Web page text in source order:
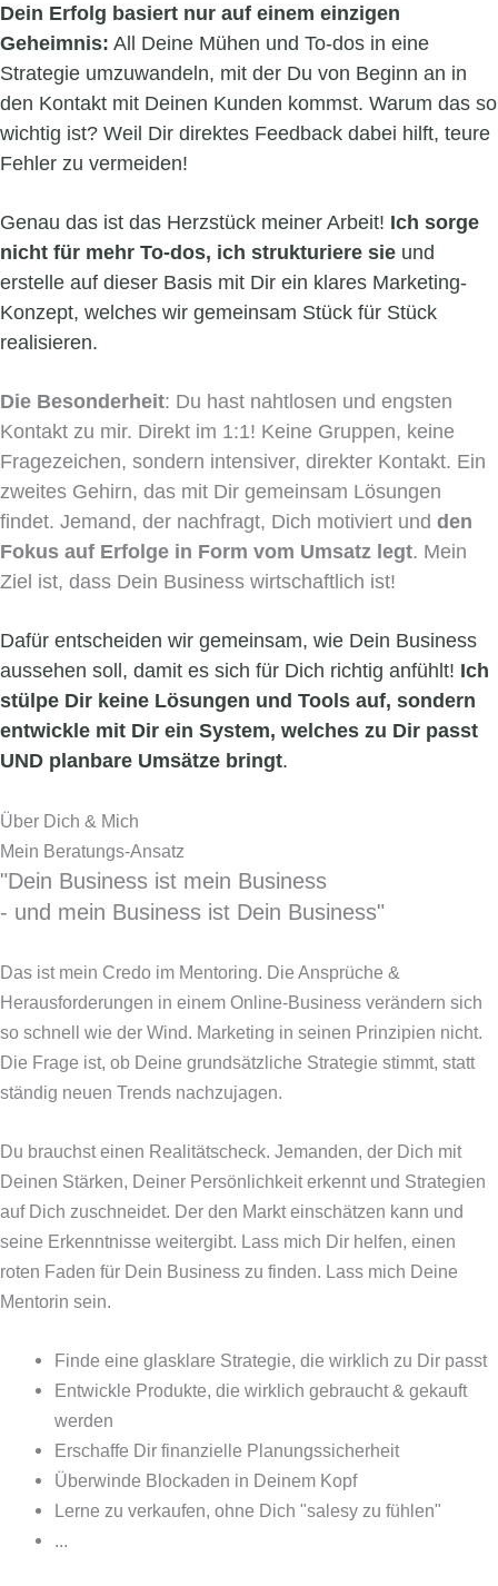
Dein Erfolg basiert nur auf einem einzigen
Geheimnis: All Deine Mühen und To-dos in eine
Strategie umzuwandeln, mit der Du von Beginn an in
den Kontakt mit Deinen Kunden kommst. Warum das so
wichtig ist? Weil Dir direktes Feedback dabei hilft, teure
Fehler zu vermeiden!
Genau das ist das Herzstück meiner Arbeit! Ich sorge
nicht für mehr To-dos, ich strukturiere sie und
erstelle auf dieser Basis mit Dir ein klares Marketing-
Konzept, welches wir gemeinsam Stück für Stück
realisieren.
Die Besonderheit: Du hast nahtlosen und engsten
Kontakt zu mir. Direkt im 1:1! Keine Gruppen, keine
Fragezeichen, sondern intensiver, direkter Kontakt. Ein
zweites Gehirn, das mit Dir gemeinsam Lösungen
findet. Jemand, der nachfragt, Dich motiviert und den
Fokus auf Erfolge in Form vom Umsatz legt. Mein
Ziel ist, dass Dein Business wirtschaftlich ist!
Dafür entscheiden wir gemeinsam, wie Dein Business
aussehen soll, damit es sich für Dich richtig anfühlt! Ich
stülpe Dir keine Lösungen und Tools auf, sondern
entwickle mit Dir ein System, welches zu Dir passt
UND planbare Umsätze bringt.
Über Dich & Mich
Mein Beratungs-Ansatz
"Dein Business ist mein Business
- und mein Business ist Dein Business"
Das ist mein Credo im Mentoring. Die Ansprüche &
Herausforderungen in einem Online-Business verändern sich
so schnell wie der Wind. Marketing in seinen Prinzipien nicht.
Die Frage ist, ob Deine grundsätzliche Strategie stimmt, statt
ständig neuen Trends nachzujagen.
Du brauchst einen Realitätscheck. Jemanden, der Dich mit
Deinen Stärken, Deiner Persönlichkeit erkennt und Strategien
auf Dich zuschneidet. Der den Markt einschätzen kann und
seine Erkenntnisse weitergibt. Lass mich Dir helfen, einen
roten Faden für Dein Business zu finden. Lass mich Deine
Mentorin sein.
Finde eine glasklare Strategie, die wirklich zu Dir passt
Entwickle Produkte, die wirklich gebraucht & gekauft
werden
Erschaffe Dir finanzielle Planungssicherheit
Überwinde Blockaden in Deinem Kopf
Lerne zu verkaufen, ohne Dich "salesy zu fühlen"
...